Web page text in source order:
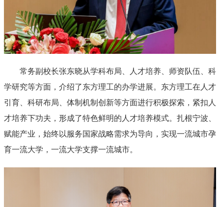
常务副校长张东晓从学科布局、人才培养、师资队伍、科
学研究等方面，介绍了东方理工的办学进展。东方理工在人才
引育、科研布局、体制机制创新等方面进行积极探索，紧扣人
才培养下功夫，形成了特色鲜明的人才培养模式。扎根宁波、
赋能产业，始终以服务国家战略需求为导向，实现一流城市孕
育一流大学，一流大学支撑一流城市。